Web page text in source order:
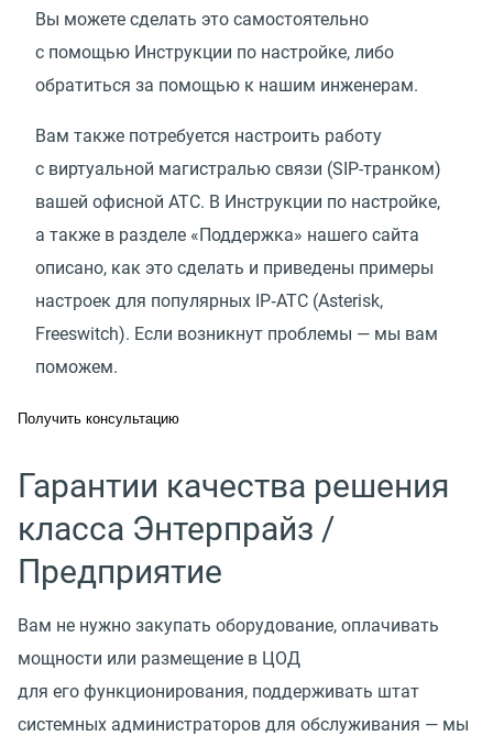
Вы можете сделать это самостоятельно
с помощью Инструкции по настройке, либо
обратиться за помощью к нашим инженерам.
Вам также потребуется настроить работу
с виртуальной магистралью связи (SIP-транком)
вашей офисной АТС. В Инструкции по настройке,
а также в разделе «Поддержка» нашего сайта
описано, как это сделать и приведены примеры
настроек для популярных IP‑АТС (Asterisk,
Freeswitch). Если возникнут проблемы — мы вам
поможем.
Получить консультацию
Гарантии качества решения
класса Энтерпрайз /
Предприятие
Вам не нужно закупать оборудование, оплачивать
мощности или размещение в ЦОД
для его функционирования, поддерживать штат
системных администраторов для обслуживания — мы